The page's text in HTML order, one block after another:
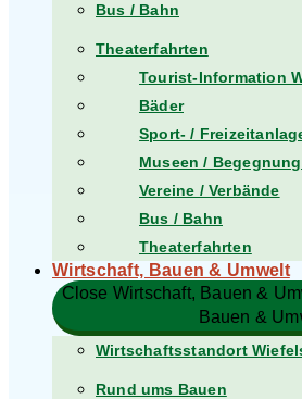
Bus / Bahn
Theaterfahrten
Tourist-Information
Bäder
Sport- /
Museen /
Vereine / Verbände
Bus / Bahn
Theaterfahrten
Wirtschaft, Bauen & Umwelt
Close Wirtschaft,
Bauen &
Wirtschaftsstandort
Rund ums Bauen